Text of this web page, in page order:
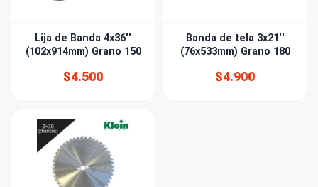
Lija de Banda 4x36''
(102x914mm) Grano 150
$4.500
Banda de tela 3x21''
(76x533mm) Grano 180
$4.900